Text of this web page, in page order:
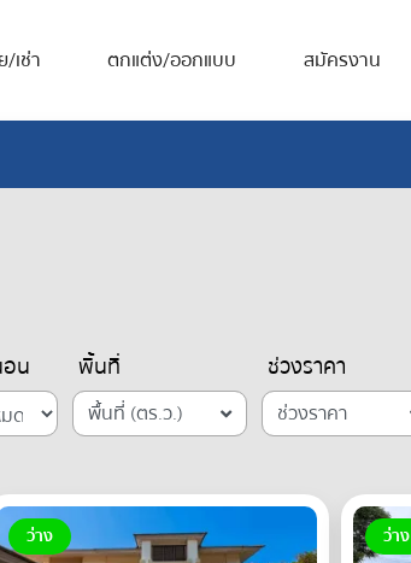
เช่า ตกแต่ง/ออกแบบ สมัครงาน
น พื้นที่
พื้นที่ (ตร.ว.)
ช่วงราคา
ช่วงราคา
ว่าง ว่าง